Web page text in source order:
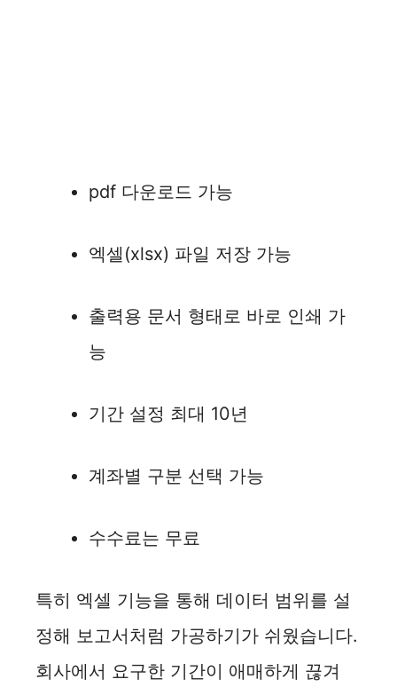
pdf 다운로드 가능
엑셀(xlsx) 파일 저장 가능
출력용 문서 형태로 바로 인쇄 가
능
기간 설정 최대 10년
계좌별 구분 선택 가능
수수료는 무료
특히 엑셀 기능을 통해 데이터 범위를 설
정해 보고서처럼 가공하기가 쉬웠습니다.
회사에서 요구한 기간이 애매하게 끊겨